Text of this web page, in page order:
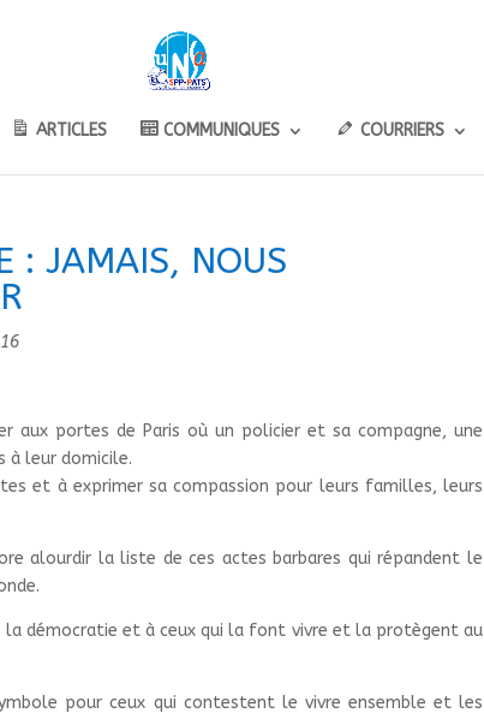
ARTICLES COMMUNIQUES COURRIERS
: JAMAIS, NOUS
aux portes de Paris où un policier et sa compagne, une
à leur domicile.
et à exprimer sa compassion pour leurs familles, leurs
alourdir la liste de ces actes barbares qui répandent le
la démocratie et à ceux qui la font vivre et la protègent au
pour ceux qui contestent le vivre ensemble et les